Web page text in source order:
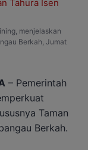
menjelaskan
Berkah, Jumat
– Pemerintah
Taman
Berkah.